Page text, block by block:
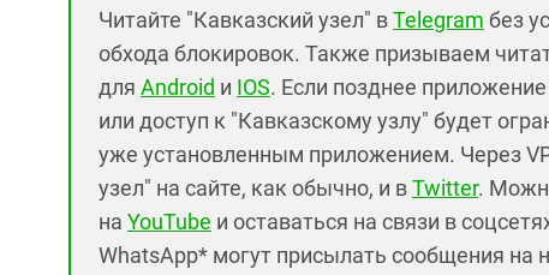
Читайте "Кавказский узел" вTelegram без
обхода блокировок. Также призываем
для Android и IOS. Если позднее
или доступ к "Кавказскому узлу" будет
уже установленным приложением. Через
узел" на сайте, как обычно, и вTwitter.
на YouTube и оставаться на связи в
WhatsApp* могут присылать сообщения на